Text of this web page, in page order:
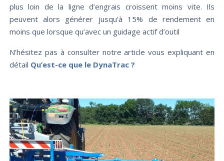
plus loin de la ligne d’engrais croissent moins vite. Ils
peuvent alors générer jusqu’à 15% de rendement en
moins que lorsque qu’avec un guidage actif d’outil
N’hésitez pas à consulter notre article vous expliquant en
détail Qu’est-ce que le DynaTrac ?